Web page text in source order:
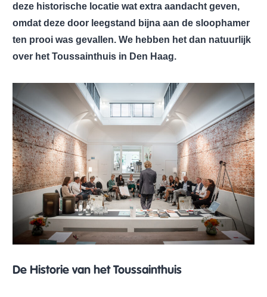
deze historische locatie wat extra aandacht geven,
omdat deze door leegstand bijna aan de sloophamer
ten prooi was gevallen. We hebben het dan natuurlijk
over het Toussainthuis in Den Haag.
De Historie van het Toussainthuis